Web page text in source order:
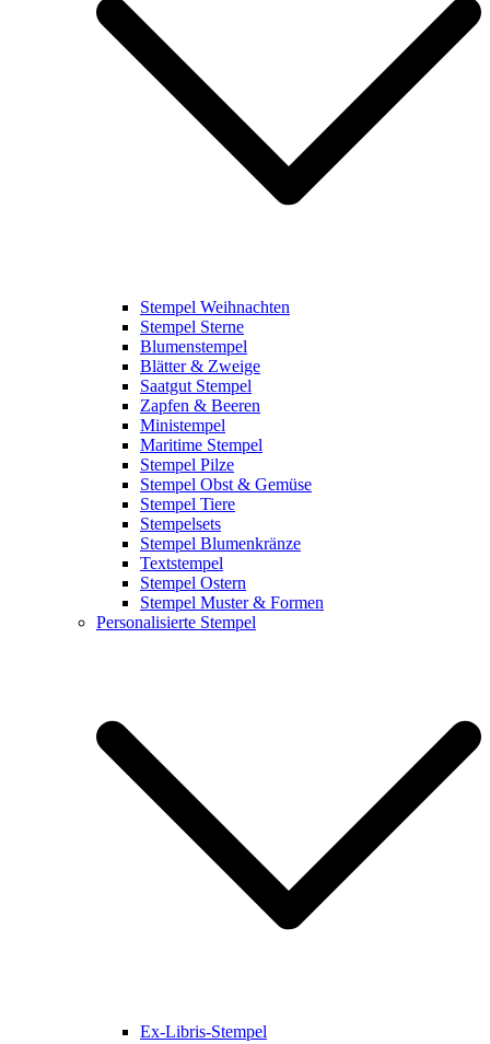
Stempel Weihnachten
Stempel Sterne
Blumenstempel
Blätter & Zweige
Saatgut Stempel
Zapfen & Beeren
Ministempel
Maritime Stempel
Stempel Pilze
Stempel Obst & Gemüse
Stempel Tiere
Stempelsets
Stempel Blumenkränze
Textstempel
Stempel Ostern
Stempel Muster & Formen
Personalisierte Stempel
Ex-Libris-Stempel